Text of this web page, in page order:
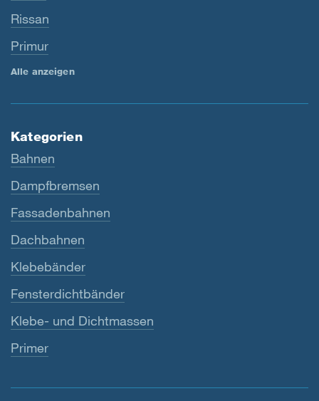
Rissan
Primur
Alle anzeigen
Kategorien
Bahnen
Dampfbremsen
Fassadenbahnen
Dachbahnen
Klebebänder
Fensterdichtbänder
Klebe- und Dichtmassen
Primer